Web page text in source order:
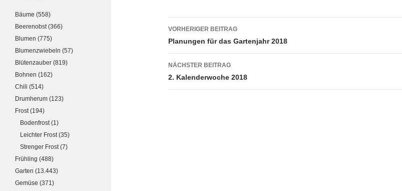
Beitragsnavigation
VORHERIGER BEITRAG
Planungen für das Gartenjahr 2018
NÄCHSTER BEITRAG
2. Kalenderwoche 2018
Bäume (558)
Beerenobst(366)
Blumen (775)
Blumenzwiebeln (57)
Blütenzauber (819)
Bohnen (162)
Chili (514)
Drumherum (123)
Frost(194)
Bodenfrost(1)
Leichter Frost(35)
Strenger Frost(7)
Frühling (488)
Garten (13.443)
Gemüse (371)